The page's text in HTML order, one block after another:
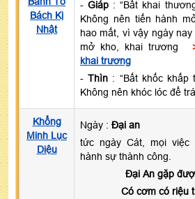
Bách Kị
Nhật
-Giáp : “Bất khai
Không nên tiến hành
hao mất, vì vậy ngày
mở kho, khai trương
khai trương
-Thìn : “Bất khốc khấp
Không nên khóc lóc để
Khổng
Minh Lục
Diệu
Ngày : Đại an
tức ngày Cát, mọi việc
hành sự thành công.
Đại An gặp
Có cơm có riệu